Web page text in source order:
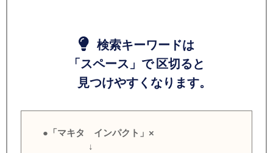
検索キーワードは
「スペース」で 区切ると
見つけやすくなります。
●「マキタ インパクト」×
↓